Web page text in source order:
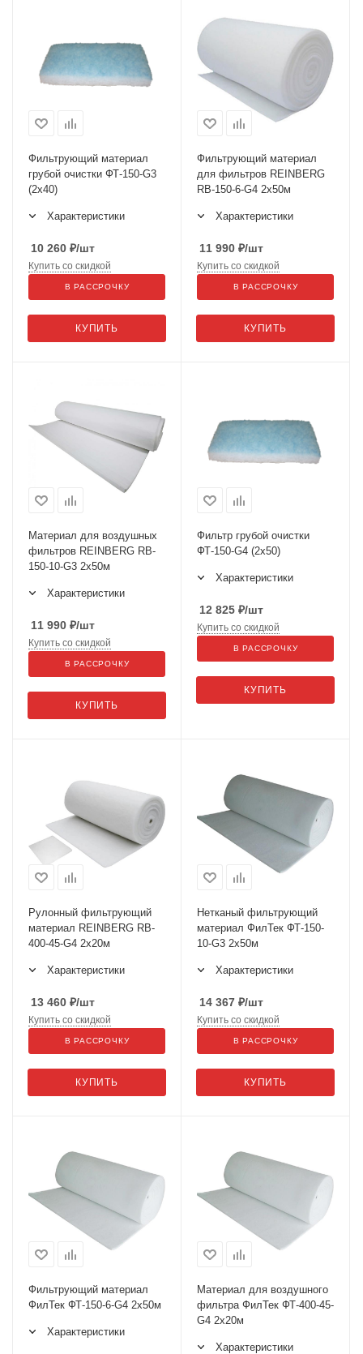
Фильтрующий материал
грубой очистки ФТ-150-G3
(2х40)
Характеристики
10 260 ₽/шт
КУПИТЬ
Купить со скидкой
В РАССРОЧКУ
Фильтрующий материал
для фильтров REINBERG
RB-150-6-G4 2x50м
Характеристики
11 990 ₽/шт
КУПИТЬ
Купить со скидкой
В РАССРОЧКУ
Материал для воздушных
фильтров REINBERG RB-
150-10-G3 2x50м
Характеристики
11 990 ₽/шт
КУПИТЬ
Купить со скидкой
В РАССРОЧКУ
Фильтр грубой очистки
ФТ-150-G4 (2х50)
Характеристики
12 825 ₽/шт
КУПИТЬ
Купить со скидкой
В РАССРОЧКУ
Рулонный фильтрующий
материал REINBERG RB-
400-45-G4 2x20м
Характеристики
13 460 ₽/шт
КУПИТЬ
Купить со скидкой
В РАССРОЧКУ
Нетканый фильтрующий
материал ФилТек ФТ-150-
10-G3 2x50м
Характеристики
14 367 ₽/шт
КУПИТЬ
Купить со скидкой
В РАССРОЧКУ
Фильтрующий материал
ФилТек ФТ-150-6-G4 2x50м
Характеристики
Материал для воздушного
фильтра ФилТек ФТ-400-45-
G4 2x20м
Характеристики